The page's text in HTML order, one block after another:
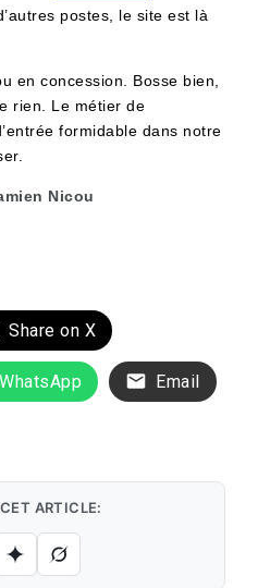
postes, le site est là
en concession. Bosse bien,
rien. Le métier de
formidable dans notre
Nicou
Share on X
WhatsApp Email
ARTICLE: